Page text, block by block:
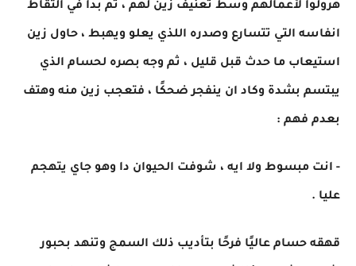
هرولوا لأعمالهم وسط تعنيف زين لهم ، ثم بدأ في التقاط
انفاسه التي تتسارع وصدره اللذي يعلو ويهبط ، حاول زين
استيعاب ما حدث قبل قليل ، ثم وجه بصره لحسام الذي
يبتسم بشدة وكاد ان ينفجر ضحكًا ، فتعجب زين منه وهتف
بعدم فهم :
- انت مبسوط ولا ايه ، شوفت الحيوان دا وهو جاي يتهجم
عليا .
قهقه حسام عاليًا فرحًا بتأديب ذلك السمج وتنهد بحبور